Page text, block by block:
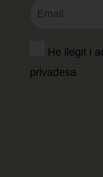
He llegit i
privadesa